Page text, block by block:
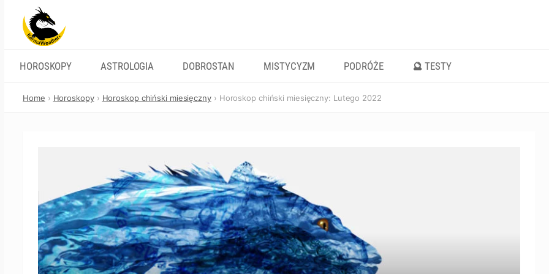
content
HOROSKOPY ASTROLOGIA DOBROSTAN MISTYCYZM PODRÓŻE 🔮 TESTY
Home Horoskopy Horoskop chiński miesięczny Horoskop chiński miesięczny: Lutego 2022